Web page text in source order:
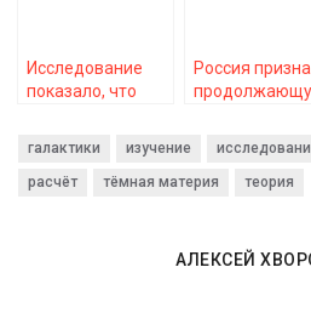
Исследование
показало, что
помочь забыть
Россия
космической
станции
галактики изучение
расчёт
тёмная материя теория
АЛЕКСЕЙ